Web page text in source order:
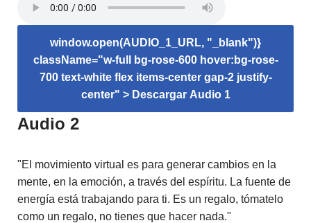
window.open(AUDIO_1_URL, "_blank")}
className="w-full bg-rose-600 hover:bg-rose-
700 text-white flex items-center gap-2 justify-
center" > Descargar Audio 1
Audio 2
"El movimiento virtual es para generar cambios en la
mente, en la emoción, a través del espíritu. La fuente de
energía está trabajando para ti. Es un regalo, tómatelo
como un regalo, no tienes que hacer nada."